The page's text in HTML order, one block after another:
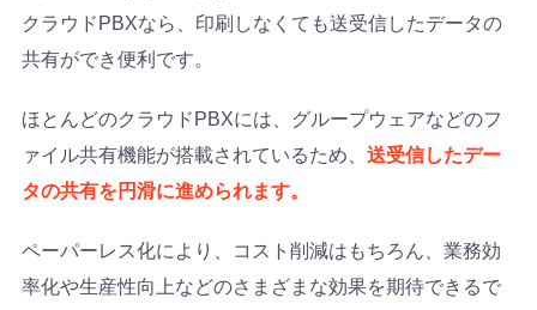
クラウドPBXなら、印刷しなくても送受信したデータの
共有ができ便利です。
ほとんどのクラウドPBXには、グループウェアなどのフ
ァイル共有機能が搭載されているため、 送受信したデー
タの共有を円滑に進められます。
ペーパーレス化により、コスト削減はもちろん、業務効
率化や生産性向上などのさまざまな効果を期待できるで